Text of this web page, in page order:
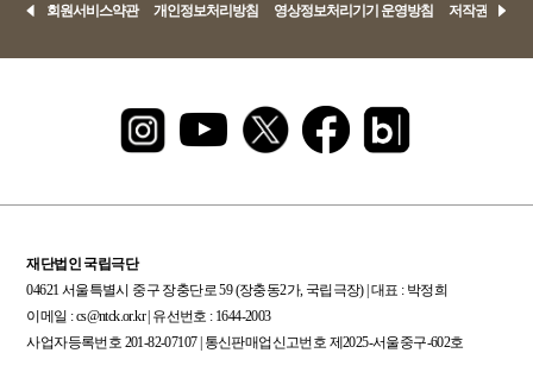
회원서비스약관 개인정보처리방침 영상정보처리기기 운영방침 저작권정책
재단법인 국립극단
04621 서울특별시 중구 장충단로 59 (장충동2가, 국립극장) | 대표 : 박정희
이메일 : cs@ntck.or.kr | 유선번호 : 1644-2003
사업자등록번호 201-82-07107 | 통신판매업신고번호 제2025-서울중구-602호